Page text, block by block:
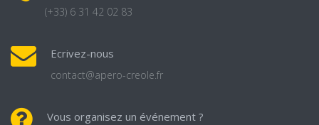
(+33) 6 31 42 02 83
Ecrivez-nous
contact@apero-creole.fr
Vous organisez un événement ?